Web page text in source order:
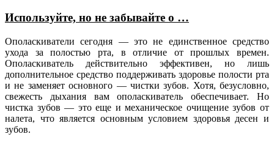
Используйте, но не забывайте о …
Ополаскиватели сегодня — это не единственное средство
ухода за полостью рта, в отличие от прошлых времен.
Ополаскиватель действительно эффективен, но лишь
дополнительное средство поддерживать здоровье полости рта
и не заменяет основного — чистки зубов. Хотя, безусловно,
свежесть дыхания вам ополаскиватель обеспечивает. Но
чистка зубов — это еще и механическое очищение зубов от
налета, что является основным условием здоровья десен и
зубов.